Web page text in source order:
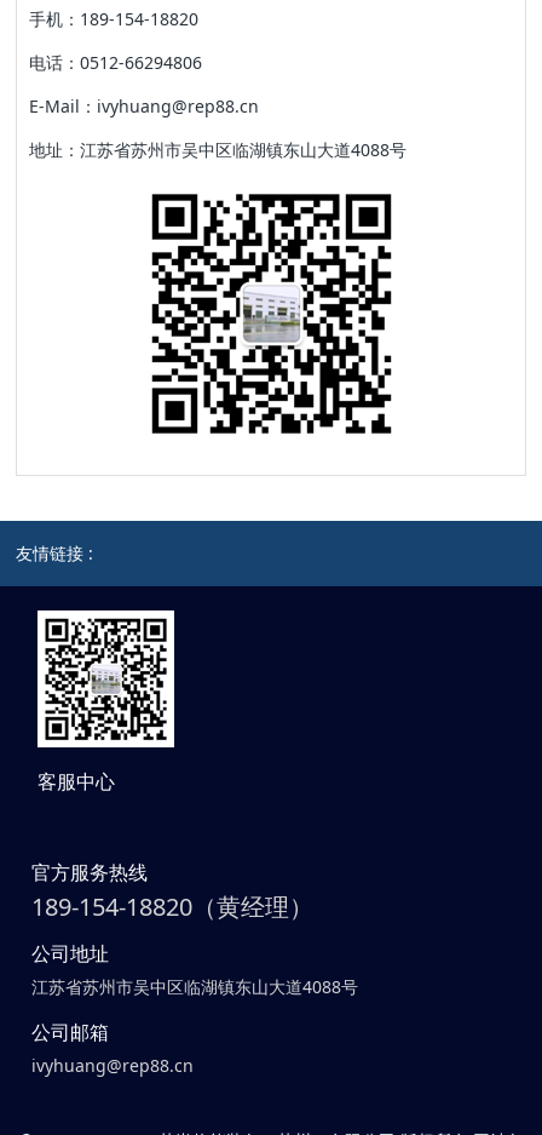
手机：189-154-18820
电话：0512-66294806
E-Mail：ivyhuang@rep88.cn
地址：江苏省苏州市吴中区临湖镇东山大道4088号
友情链接 :
客服中心
官方服务热线
189-154-18820（黄经理）
公司地址
江苏省苏州市吴中区临湖镇东山大道4088号
公司邮箱
ivyhuang@rep88.cn